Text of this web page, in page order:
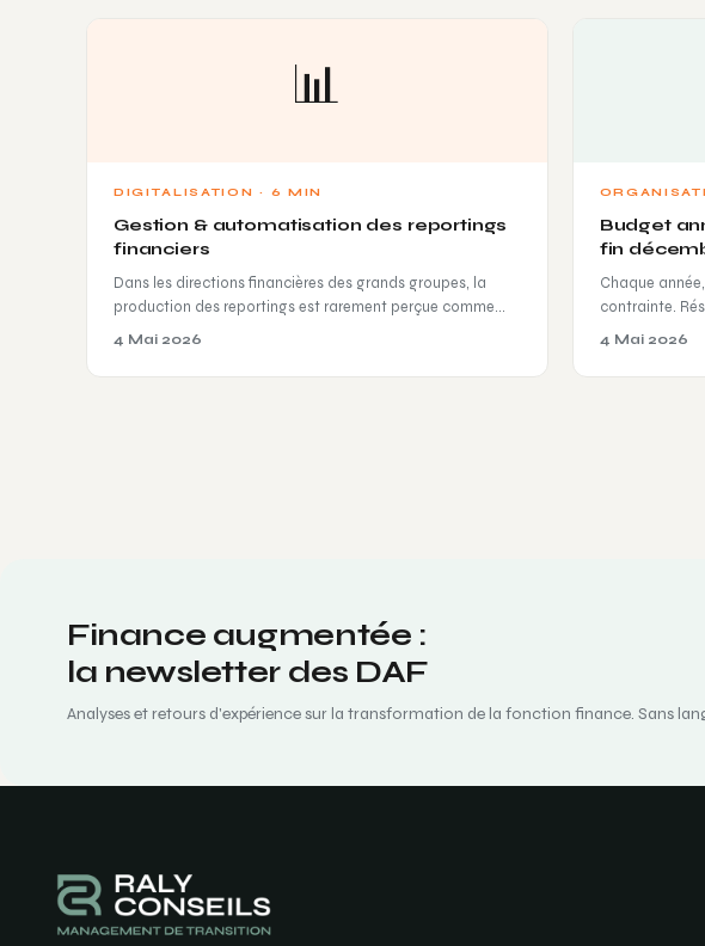
📊
DIGITALISATION · 6 MIN
Gestion & automatisation des reportings
financiers
Dans les directions financières des grands groupes, la
production des reportings est rarement perçue comme…
4 Mai 2026
Budget
fin
Chaque
contrainte.
4 Mai 2026
Finance augmentée :
la newsletter des DAF
Analyses et retours d'expérience sur la transformation de la fonction finance. Sans